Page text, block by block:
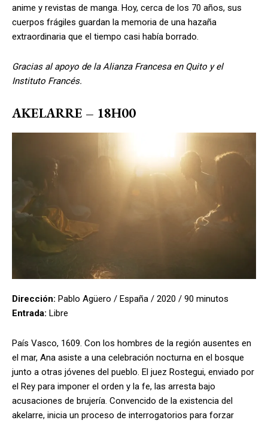
anime y revistas de manga. Hoy, cerca de los 70 años, sus
cuerpos frágiles guardan la memoria de una hazaña
extraordinaria que el tiempo casi había borrado.
Gracias al apoyo de la Alianza Francesa en Quito y el
Instituto Francés.
AKELARRE – 18H00
Dirección: Pablo Agüero / España / 2020 / 90 minutos
Entrada: Libre
País Vasco, 1609. Con los hombres de la región ausentes en
el mar, Ana asiste a una celebración nocturna en el bosque
junto a otras jóvenes del pueblo. El juez Rostegui, enviado por
el Rey para imponer el orden y la fe, las arresta bajo
acusaciones de brujería. Convencido de la existencia del
akelarre, inicia un proceso de interrogatorios para forzar